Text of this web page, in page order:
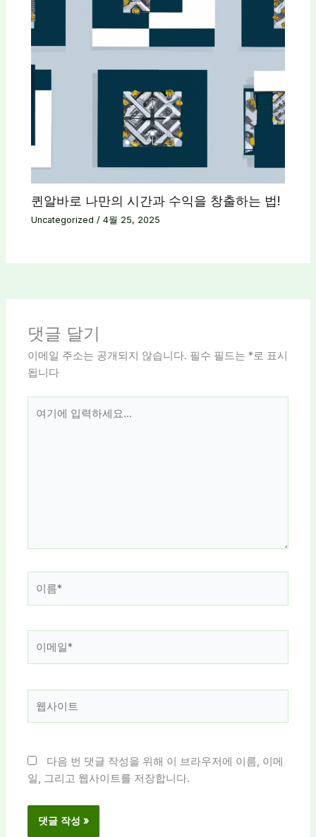
퀸알바로 나만의 시간과 수익을 창출하는 법!
Uncategorized /4월 25, 2025
댓글 달기
이메일 주소는 공개되지 않습니다. 필수 필드는*로 표시
됩니다
*
다음 번 댓글 작성을 위해 이 브라우저에 이름, 이메
일, 그리고 웹사이트를 저장합니다.